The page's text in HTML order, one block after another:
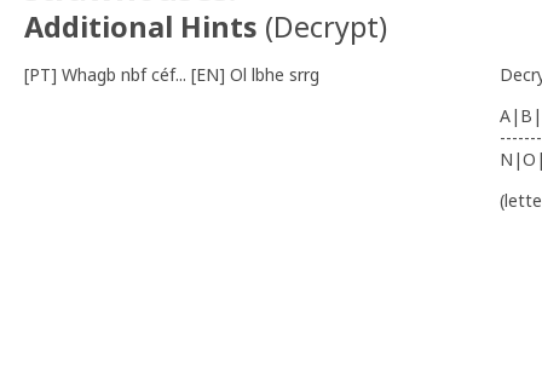
Additional Hints (Decrypt)
[PT] Whagb nbf céf... [EN] Ol lbhe srrg